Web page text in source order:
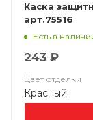
Каска
арт.75516
Есть в
243 ₽
Цвет отделки
Красный